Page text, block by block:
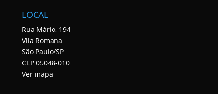
LOCAL
Rua Mário, 194
Vila Romana
São Paulo/SP
CEP 05048-010
Ver mapa